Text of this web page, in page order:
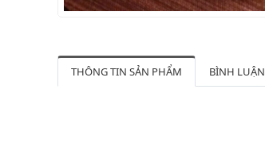
THÔNG TIN SẢN PHẨM BÌNH LUẬN